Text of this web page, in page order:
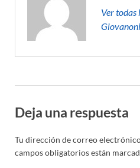
Ver todas
Deja una respuesta
Tu dirección de correo
campos obligatorios están